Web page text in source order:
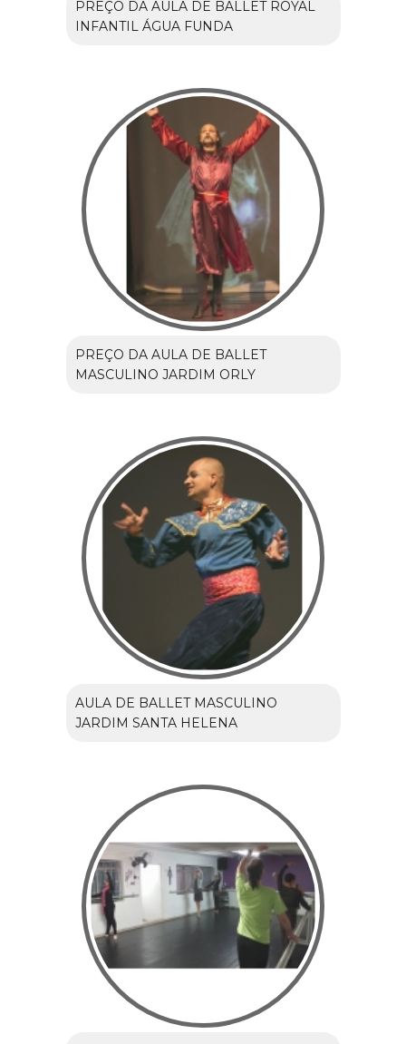
PREÇO DA AULA DE BALLET ROYAL
INFANTIL ÁGUA FUNDA
PREÇO DA AULA DE BALLET
MASCULINO JARDIM ORLY
AULA DE BALLET MASCULINO
JARDIM SANTA HELENA